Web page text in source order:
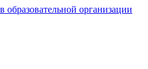
образовательной организации